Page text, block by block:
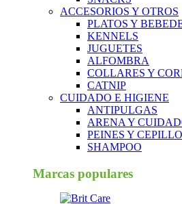
ACCESORIOS Y OTROS
PLATOS Y
KENNELS
JUGUETES
ALFOMBRA
COLLARES Y
CATNIP
CUIDADO E HIGIENE
ANTIPULGAS
ARENA Y
PEINES Y
SHAMPOO
Marcas populares